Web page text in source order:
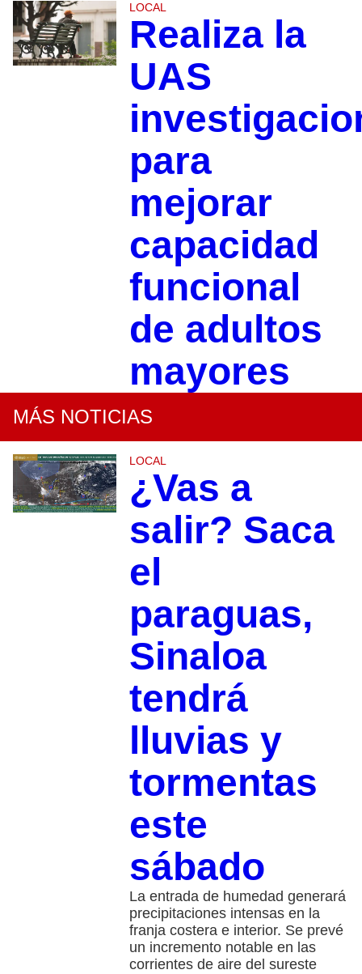
LOCAL
Realiza la
UAS
para
mejorar
capacidad
funcional
de adultos
mayores
MÁS NOTICIAS
LOCAL
¿Vas a
salir? Saca
el
paraguas,
Sinaloa
tendrá
lluvias y
tormentas
este
sábado
La entrada de humedad generará
precipitaciones intensas en la
franja costera e interior. Se prevé
un incremento notable en las
corrientes de aire del sureste